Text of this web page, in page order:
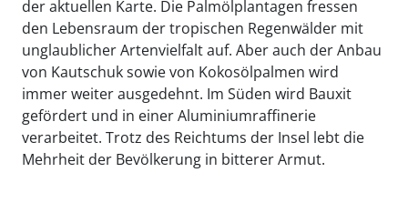
der aktuellen Karte. Die Palmölplantagen fressen
den Lebensraum der tropischen Regenwälder mit
unglaublicher Artenvielfalt auf. Aber auch der Anbau
von Kautschuk sowie von Kokosölpalmen wird
immer weiter ausgedehnt. Im Süden wird Bauxit
gefördert und in einer Aluminiumraffinerie
verarbeitet. Trotz des Reichtums der Insel lebt die
Mehrheit der Bevölkerung in bitterer Armut.